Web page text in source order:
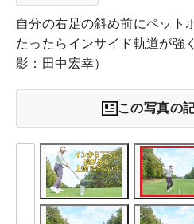
自分の右足の斜め前にペット
たったらインサイド軌道が強
影：田中宏幸）
この写真の